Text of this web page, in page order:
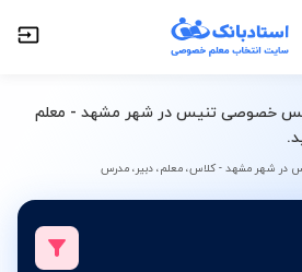
خصوصی تنیس در شهر مشهد - معلم
در شهر مشهد - کلاس، معلم، دبیر، مدرس
تنیس